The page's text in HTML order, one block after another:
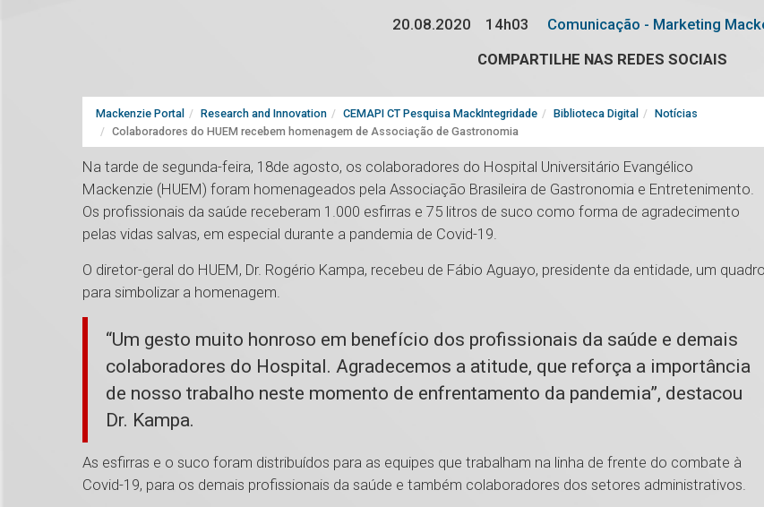
20.08.2020
14h03
Comunicação - Marketing
COMPARTILHE NAS REDES SOCIAIS
Mackenzie Portal Research and Innovation CEMAPI CT Pesquisa MackIntegridade Biblioteca Digital
Notícias
Colaboradores do HUEM recebem homenagem de Associação de Gastronomia
Na tarde de segunda-feira, 18de agosto, os colaboradores do Hospital Universitário Evangélico
Mackenzie (HUEM) foram homenageados pela Associação Brasileira de Gastronomia e Entretenimento.
Os profissionais da saúde receberam 1.000 esfirras e 75 litros de suco como forma de agradecimento
pelas vidas salvas, em especial durante a pandemia de Covid-19.
O diretor-geral do HUEM, Dr. Rogério Kampa, recebeu de Fábio Aguayo, presidente da entidade, um quadro
para simbolizar a homenagem.
“Um gesto muito honroso em benefício dos profissionais da saúde e demais
colaboradores do Hospital. Agradecemos a atitude, que reforça a importância
de nosso trabalho neste momento de enfrentamento da pandemia”, destacou
Dr. Kampa.
As esfirras e o suco foram distribuídos para as equipes que trabalham na linha de frente do combate à
Covid-19, para os demais profissionais da saúde e também colaboradores dos setores administrativos.